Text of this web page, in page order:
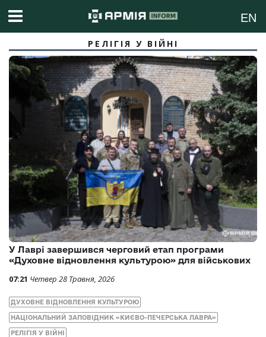
EN
РЕЛІГІЯ У ВІЙНІ
У Лаврі завершився черговий етап програми
«Духовне відновлення культурою» для військових
07:21 Четвер 28 Травня, 2026
ДУХОВНЕ ВІДНОВЛЕННЯ КУЛЬТУРОЮ
НАЦІОНАЛЬНИЙ ЗАПОВІДНИК «КИЄВО-ПЕЧЕРСЬКА ЛАВРА»
РЕЛІГІЯ У ВІЙНІ